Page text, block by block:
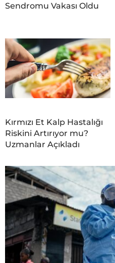
Sendromu Vakası Oldu
Kırmızı Et Kalp Hastalığı
Riskini Artırıyor mu?
Uzmanlar Açıkladı